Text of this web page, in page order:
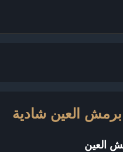
برمش العين شادية
العين